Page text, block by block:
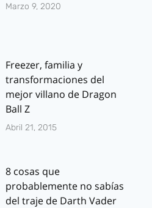
Marzo 9, 2020
Freezer, familia y
transformaciones del
mejor villano de Dragon
Ball Z
Abril 21, 2015
8 cosas que
probablemente no sabías
del traje de Darth Vader